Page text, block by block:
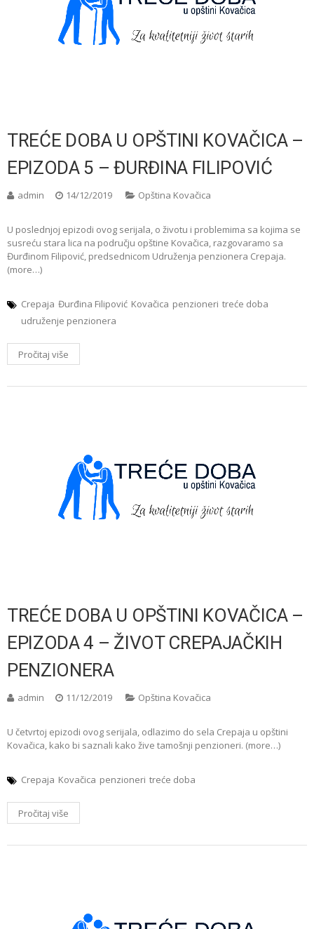
TREĆE DOBA U OPŠTINI KOVAČICA –
EPIZODA 5 – ĐURĐINA FILIPOVIĆ
admin 14/12/2019 Opština Kovačica
U poslednjoj epizodi ovog serijala, o životu i problemima sa kojima se
susreću stara lica na području opštine Kovačica, razgovaramo sa
Đurđinom Filipović, predsednicom Udruženja penzionera Crepaja.
(more…)
Crepaja Đurđina Filipović Kovačica penzioneri treće doba
udruženje penzionera
Pročitaj više
TREĆE DOBA U OPŠTINI KOVAČICA –
EPIZODA 4 – ŽIVOT CREPAJAČKIH
PENZIONERA
admin 11/12/2019 Opština Kovačica
U četvrtoj epizodi ovog serijala, odlazimo do sela Crepaja u opštini
Kovačica, kako bi saznali kako žive tamošnji penzioneri. (more…)
Crepaja Kovačica penzioneri treće doba
Pročitaj više